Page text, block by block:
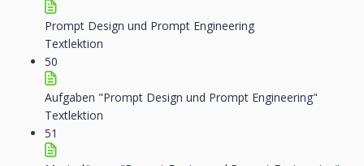
Prompt Design und Prompt Engineering
Textlektion
50
Aufgaben "Prompt Design und Prompt Engineering"
Textlektion
51